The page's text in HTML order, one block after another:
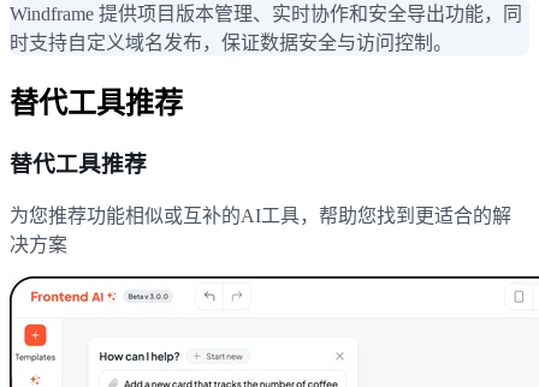
Windframe 提供项目版本管理、实时协作和安全导出功能，同
时支持自定义域名发布，保证数据安全与访问控制。
替代工具推荐
替代工具推荐
为您推荐功能相似或互补的AI工具，帮助您找到更适合的解
决方案